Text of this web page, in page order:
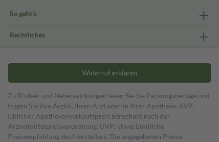
So geht's
Rechtliches
Widerruf erklären
Zu Risiken und Nebenwirkungen lesen Sie die Packungsbeilage und
fragen Sie Ihre Ärztin, Ihren Arzt oder in Ihrer Apotheke. AVP:
Üblicher Apothekenverkaufspreis berechnet nach der
Arzneimittelpreisverordnung. UVP: Unverbindliche
Preisempfehlung des Herstellers. Die angegebenen Preise